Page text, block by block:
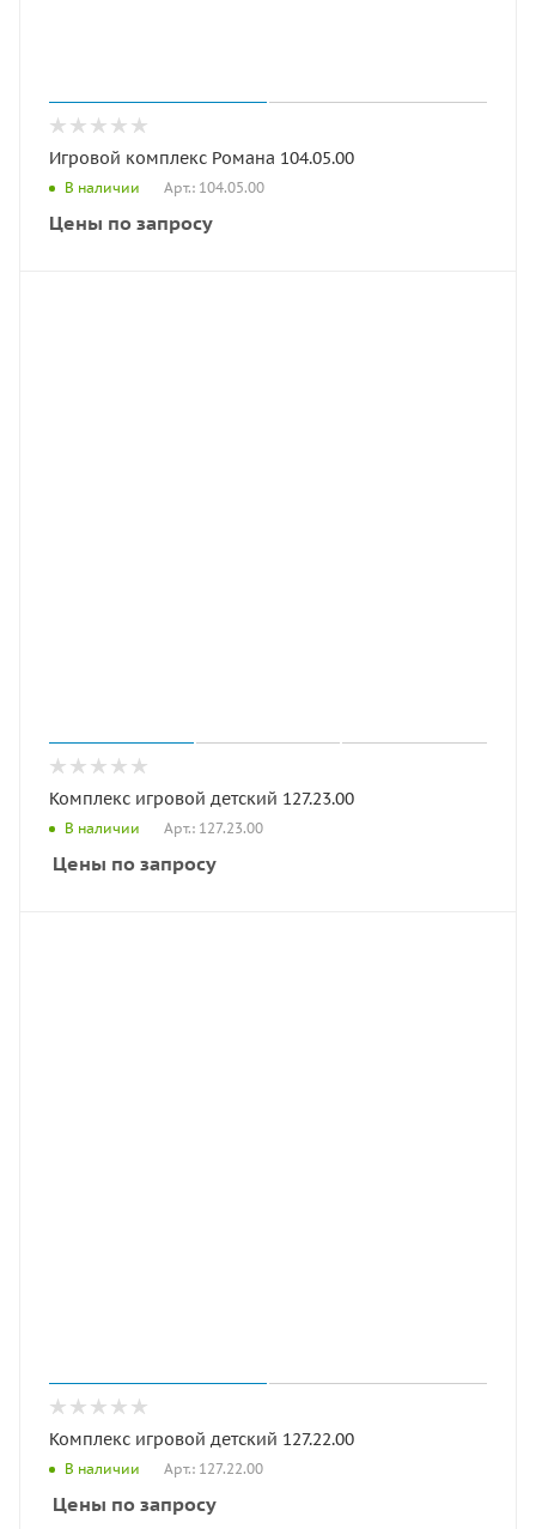
Игровой комплекс Романа 104.05.00
В наличии Арт.: 104.05.00
Цены по запросу
Комплекс игровой детский 127.23.00
В наличии Арт.: 127.23.00
Цены по запросу
Комплекс игровой детский 127.22.00
В наличии Арт.: 127.22.00
Цены по запросу